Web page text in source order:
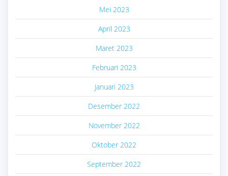
Mei 2023
April 2023
Maret 2023
Februari 2023
Januari 2023
Desember 2022
November 2022
Oktober 2022
September 2022